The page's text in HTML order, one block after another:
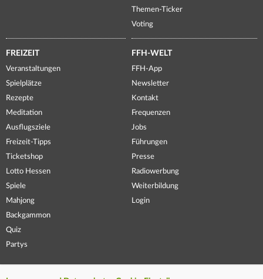
Themen-Ticker
Voting
FREIZEIT
Veranstaltungen
Spielplätze
Rezepte
Meditation
Ausflugsziele
Freizeit-Tipps
Ticketshop
Lotto Hessen
Spiele
Mahjong
Backgammon
Quiz
Partys
FFH-WELT
FFH-App
Newsletter
Kontakt
Frequenzen
Jobs
Führungen
Presse
Radiowerbung
Weiterbildung
Login